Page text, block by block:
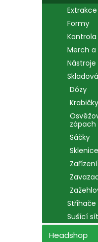
Extrakce
Formy
Merch
Nástroje
Dózy
Krabičky
zápach
Sáčky
Sklenice
Zařízení
Střihače
Sušící
Headshop